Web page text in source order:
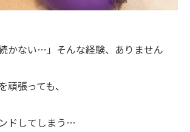
かない…」そんな経験、ありません
張っても、
ドしてしまう…